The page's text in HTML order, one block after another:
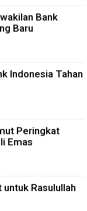
Bank
Baru
Indonesia Tahan
Peringkat
Emas
untuk Rasulullah